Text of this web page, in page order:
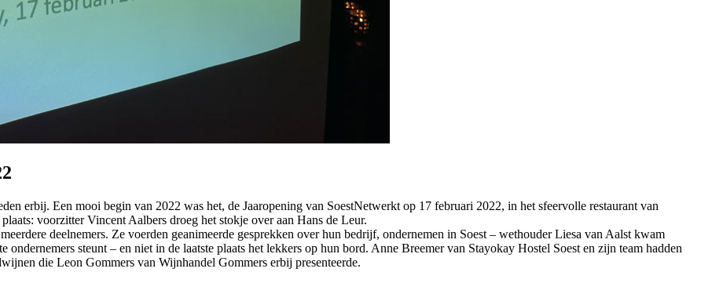
erbij. Een mooi begin van 2022 was het, de Jaaropening van SoestNetwerkt op 17 februari 2022, in het sfeervolle restaurant van
voorzitter Vincent Aalbers droeg het stokje over aan Hans de Leur.
deelnemers. Ze voerden geanimeerde gesprekken over hun bedrijf, ondernemen in Soest – wethouder Liesa van Aalst kwam
ondernemers steunt – en niet in de laatste plaats het lekkers op hun bord. Anne Breemer van Stayokay Hostel Soest en zijn team hadden
die Leon Gommers van Wijnhandel Gommers erbij presenteerde.